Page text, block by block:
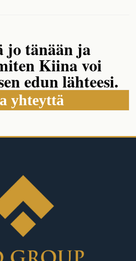
jo tänään ja
Kiina voi
edun lähteesi.
yhteyttä